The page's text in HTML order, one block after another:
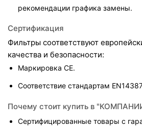
рекомендации графика замены.
Сертификация
Фильтры соответствуют
качества и безопасности:
Маркировка CE.
Соответствие стандартам
Почему стоит купить в
Сертифицированные товары с